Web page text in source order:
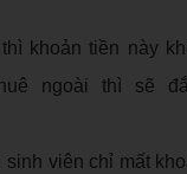
khoản tiền này
ngoài thì sẽ
viên chỉ mất